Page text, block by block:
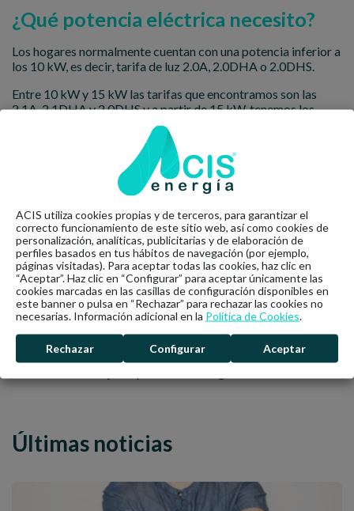
¿Qué potencia eléctrica necesito?
Los hogares normalmente cuentan con una potencia inferior a
los 10 kW, es decir, tarifa de luz 2.0A, 2.0DHA o 2.0DHS.
Entre 10 kW y 15 kW las tarifas que encontramos son las
2.1A, 2.1DHA y 2.0DHS y a partir de 15 kW, tenemos los
Así, saber desde un primer momento qué potencia eléctrica
necesitamos en nuestro hogar, nos permitirá elegir la mejor
tarifa de luz y, por consiguiente, pagar solo por la energía que
realmente necesitamos.
Estas cuestiones principales —horarios de consumo
energético y potencia eléctrica necesaria— nos llevarán a
escoger la mejor tarifa de luz según nuestras necesidades.
No obstante, si prefieres despreocuparte de tu suministro
eléctrico, en Acis Energía ponemos a tu disposición la
atención personalizada de nuestros asesores energéticos
para que acompañarte en las decisiones referentes a tu
instalaciones de luz y gas. ¿A qué esperas para contactarnos?
Contáctanosya y revisamos tus facturas sin compromiso y te
Últimas noticias
ACIS utiliza cookies propias y de terceros, para garantizar el
correcto funcionamiento de este sitio web, así como cookies de
personalización, analíticas, publicitarias y de elaboración de
perfiles basados en tus hábitos de navegación (por ejemplo,
páginas visitadas). Para aceptar todas las cookies, haz clic en
“Aceptar”. Haz clic en “Configurar” para aceptar únicamente las
cookies marcadas en las casillas de configuración disponibles en
este banner o pulsa en “Rechazar” para rechazar las cookies no
necesarias. Información adicional en la Política de Cookies.
Rechazar Configurar Aceptar